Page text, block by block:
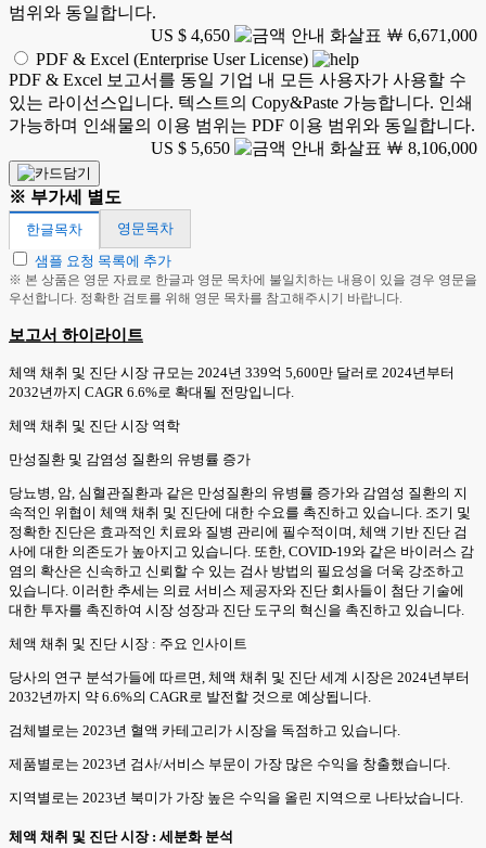
범위와 동일합니다.
US $ 4,650
￦ 6,671,000
PDF & Excel (Enterprise User License)
PDF & Excel 보고서를 동일 기업 내 모든 사용자가 사용할 수
있는 라이선스입니다. 텍스트의 Copy&Paste 가능합니다. 인쇄
가능하며 인쇄물의 이용 범위는 PDF 이용 범위와 동일합니다.
US $ 5,650
￦ 8,106,000
※ 부가세 별도
한글목차
영문목차
샘플 요청 목록에 추가
※ 본 상품은 영문 자료로 한글과 영문 목차에 불일치하는 내용이 있을 경우 영문을
우선합니다. 정확한 검토를 위해 영문 목차를 참고해주시기 바랍니다.
보고서 하이라이트
체액 채취 및 진단 시장 규모는 2024년 339억 5,600만 달러로 2024년부터
2032년까지 CAGR 6.6%로 확대될 전망입니다.
체액 채취 및 진단 시장 역학
만성질환 및 감염성 질환의 유병률 증가
당뇨병, 암, 심혈관질환과 같은 만성질환의 유병률 증가와 감염성 질환의 지
속적인 위협이 체액 채취 및 진단에 대한 수요를 촉진하고 있습니다. 조기 및
정확한 진단은 효과적인 치료와 질병 관리에 필수적이며, 체액 기반 진단 검
사에 대한 의존도가 높아지고 있습니다. 또한, COVID-19와 같은 바이러스 감
염의 확산은 신속하고 신뢰할 수 있는 검사 방법의 필요성을 더욱 강조하고
있습니다. 이러한 추세는 의료 서비스 제공자와 진단 회사들이 첨단 기술에
대한 투자를 촉진하여 시장 성장과 진단 도구의 혁신을 촉진하고 있습니다.
체액 채취 및 진단 시장 : 주요 인사이트
당사의 연구 분석가들에 따르면, 체액 채취 및 진단 세계 시장은 2024년부터
2032년까지 약 6.6%의 CAGR로 발전할 것으로 예상됩니다.
검체별로는 2023년 혈액 카테고리가 시장을 독점하고 있습니다.
제품별로는 2023년 검사/서비스 부문이 가장 많은 수익을 창출했습니다.
지역별로는 2023년 북미가 가장 높은 수익을 올린 지역으로 나타났습니다.
체액 채취 및 진단 시장 : 세분화 분석